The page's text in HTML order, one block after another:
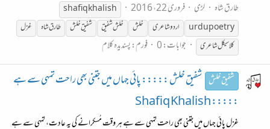
طارق شاہ
لڑی فروری 22، 2016
shafiq khalish
urdupoetry
اردو شاعری خلش خلش شفیق شفیق خلش طارق شاہ
غزل
کلاسیکل شاعری
جوابات: 0 فورم:پسندیدہ کلام
شفیق خلش شفیق خلش ::::: پائی جہاں میں جتنی بھی راحت تمہی سے ہے
::::: Shafiq Khalish
غزل پائی جہاں میں جتنی بھی راحت تمہی سے ہے ہر وقت مُسکرانے کی یہ عادت، تمہی سے ہے